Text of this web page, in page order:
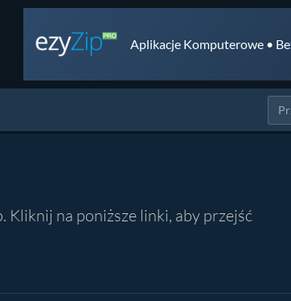
Aplikacje Komputerowe •
Kliknij na poniższe linki, aby przejść